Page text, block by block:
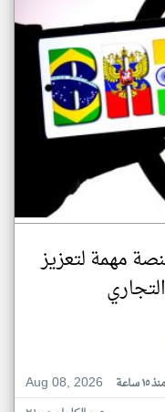
مهمة لتعزيز
Aug 08, 2026
منذ ١٥ ساعة